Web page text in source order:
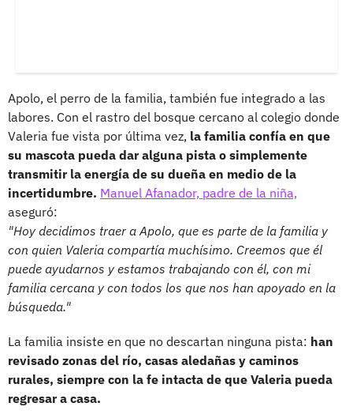
Apolo, el perro de la familia, también fue integrado a las
labores. Con el rastro del bosque cercano al colegio donde
Valeria fue vista por última vez, la familia confía en que
su mascota pueda dar alguna pista o simplemente
transmitir la energía de su dueña en medio de la
incertidumbre. Manuel Afanador, padre de la niña,
aseguró:
"Hoy decidimos traer a Apolo, que es parte de la familia y
con quien Valeria compartía muchísimo. Creemos que él
puede ayudarnos y estamos trabajando con él, con mi
familia cercana y con todos los que nos han apoyado en la
búsqueda."
La familia insiste en que no descartan ninguna pista: han
revisado zonas del río, casas aledañas y caminos
rurales, siempre con la fe intacta de que Valeria pueda
regresar a casa.